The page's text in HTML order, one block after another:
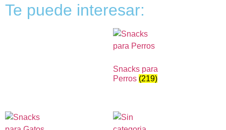
Te puede interesar:
Snacks para
Perros (219)